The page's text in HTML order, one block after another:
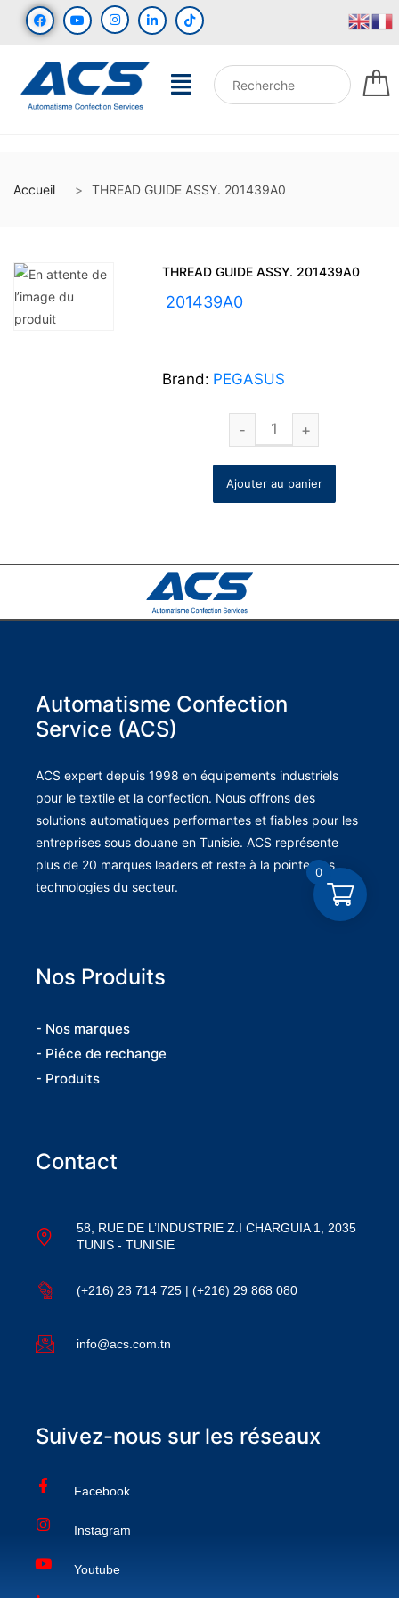
Accueil THREAD GUIDE ASSY. 201439A0
THREAD GUIDE ASSY. 201439A0
201439A0
Brand: PEGASUS
Ajouter au panier
Automatisme Confection
Service (ACS)
ACS expert depuis 1998 en équipements industriels
pour le textile et la confection. Nous offrons des
solutions automatiques performantes et fiables pour les
entreprises sous douane en Tunisie. ACS représente
plus de 20 marques leaders et reste à la pointe des
technologies du secteur.
Nos Produits
- Nos marques
- Piéce de rechange
- Produits
Contact
58, RUE DE L’INDUSTRIE Z.I CHARGUIA 1, 2035
TUNIS - TUNISIE
(+216) 28 714 725 | (+216) 29 868 080
info@acs.com.tn
Suivez-nous sur les réseaux
Facebook
Instagram
Youtube
0